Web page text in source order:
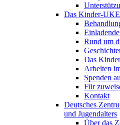
Das Kinder-UKE
Rund um
Das
Arbeiten
Spenden
Für
Kontakt
Deutsches
und Jugendalters
Über das